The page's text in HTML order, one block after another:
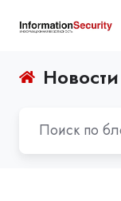
Новости